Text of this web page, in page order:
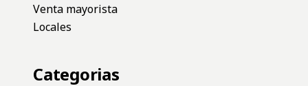
Venta mayorista
Locales
Categorias